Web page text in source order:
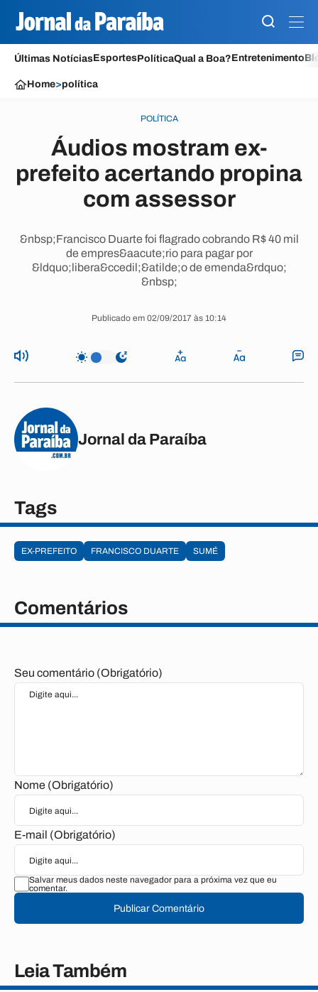
Últimas NotíciasEsportesPolíticaQual a Boa?Entretenimento
Home>política
POLÍTICA
Áudios mostram ex-
prefeito acertando propina
com assessor
&nbsp;Francisco Duarte foi flagrado cobrando R$ 40 mil
de empres&aacute;rio para pagar por
&ldquo;libera&ccedil;&atilde;o de emenda&rdquo;
&nbsp;
Publicado em 02/09/2017 às 10:14
Jornal da Paraíba
Tags
EX-PREFEITO FRANCISCO DUARTE SUMÉ
Comentários
Seu comentário (Obrigatório)
Nome (Obrigatório)
E-mail (Obrigatório)
Salvar meus dados neste navegador para a próxima vez que eu
comentar.
Publicar Comentário
Leia Também